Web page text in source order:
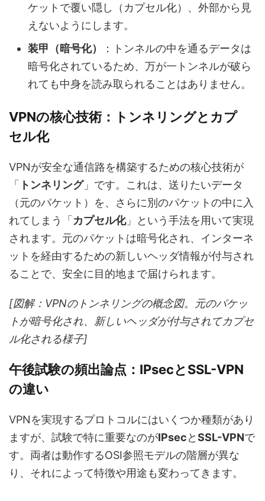
ケットで覆い隠し（カプセル化）、外部から見
えないようにします。
装甲（暗号化）
：トンネルの中を通るデータは
暗号化されているため、万が一トンネルが破ら
れても中身を読み取られることはありません。
VPNの核心技術：トンネリングとカプ
セル化
VPNが安全な通信路を構築するための核心技術が
「
トンネリング」です。これは、送りたいデータ
（元のパケット）を、さらに別のパケットの中に入
れてしまう「 カプセル化」という手法を用いて実現
されます。元のパケットは暗号化され、インターネ
ットを経由するための新しいヘッダ情報が付与され
ることで、安全に目的地まで届けられます。
[図解：VPNのトンネリングの概念図。元のパケッ
トが暗号化され、新しいヘッダが付与されてカプセ
ル化される様子]
午後試験の頻出論点：IPsecとSSL-VPN
の違い
VPNを実現するプロトコルにはいくつか種類があり
ますが、試験で特に重要なのがIPsecとSSL-VPNで
す。両者は動作するOSI参照モデルの階層が異な
り、それによって特徴や用途も変わってきます。